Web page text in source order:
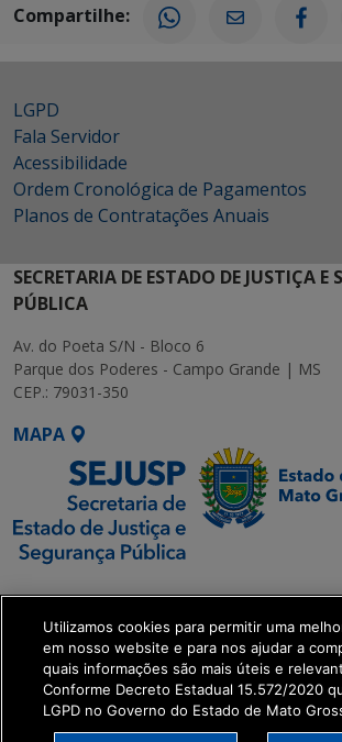
Compartilhe:
LGPD
Fala Servidor
Acessibilidade
Ordem Cronológica de Pagamentos
Planos de Contratações Anuais
SECRETARIA DE ESTADO DE JUSTIÇA E
PÚBLICA
Av. do Poeta S/N - Bloco 6
Parque dos Poderes - Campo Grande | MS
CEP.: 79031-350
MAPA
SETDIG | Secretaria-
Executiva de
Transformação Digital
get_footer();
Utilizamos cookies para permitir uma
em nosso website e para nos ajudar a
quais informações são mais úteis e
Conforme Decreto Estadual 15.572/2020
LGPD no Governo do Estado de Mato